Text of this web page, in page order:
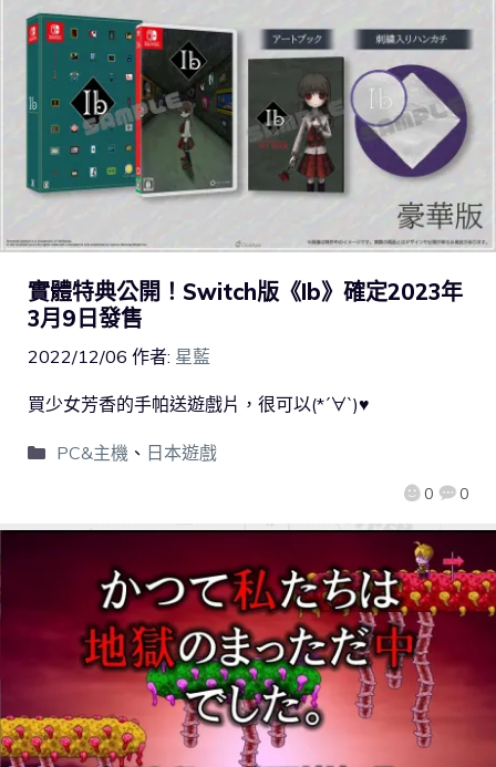
實體特典公開！Switch版《Ib》確定2023年
3月9日發售
2022/12/06 作者: 星藍
0 0
買少女芳香的手帕送遊戲片，很可以(*´∀`)♥
PC&主機 、 日本遊戲